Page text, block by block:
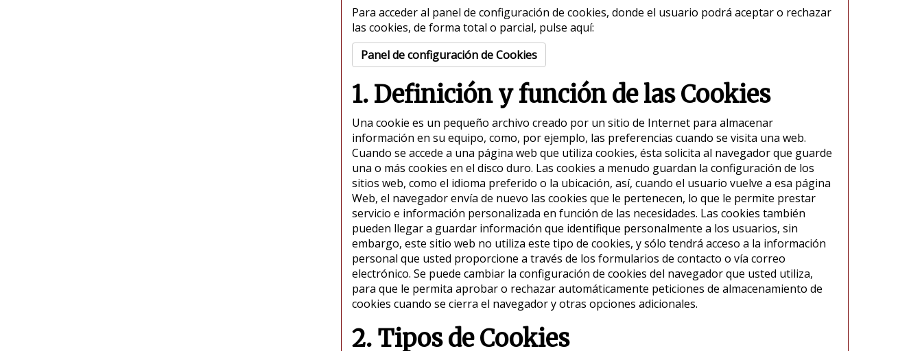
Para acceder al panel de configuración de cookies, donde el usuario podrá aceptar o rechazar
las cookies, de forma total o parcial, pulse aquí:
Panel de configuración de Cookies
1. Definición y función de las Cookies
Una cookie es un pequeño archivo creado por un sitio de Internet para almacenar
información en su equipo, como, por ejemplo, las preferencias cuando se visita una web.
Cuando se accede a una página web que utiliza cookies, ésta solicita al navegador que guarde
una o más cookies en el disco duro. Las cookies a menudo guardan la configuración de los
sitios web, como el idioma preferido o la ubicación, así, cuando el usuario vuelve a esa página
Web, el navegador envía de nuevo las cookies que le pertenecen, lo que le permite prestar
servicio e información personalizada en función de las necesidades. Las cookies también
pueden llegar a guardar información que identifique personalmente a los usuarios, sin
embargo, este sitio web no utiliza este tipo de cookies, y sólo tendrá acceso a la información
personal que usted proporcione a través de los formularios de contacto o vía correo
electrónico. Se puede cambiar la configuración de cookies del navegador que usted utiliza,
para que le permita aprobar o rechazar automáticamente peticiones de almacenamiento de
cookies cuando se cierra el navegador y otras opciones adicionales.
2. Tipos de Cookies